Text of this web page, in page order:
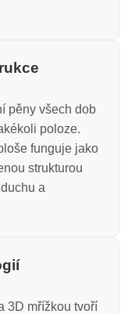
pěny všech dob
poloze.
funguje jako
strukturou
a
3D mřížkou tvoří